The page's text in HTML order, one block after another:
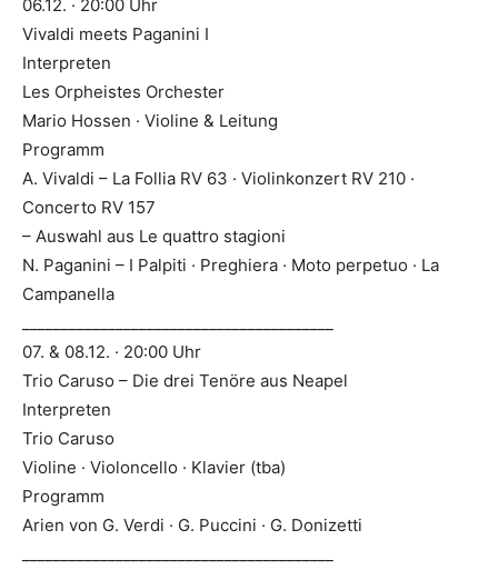
06.12. · 20:00 Uhr
Vivaldi meets Paganini I
Interpreten
Les Orpheistes Orchester
Mario Hossen · Violine & Leitung
Programm
A. Vivaldi – La Follia RV 63 · Violinkonzert RV 210 ·
Concerto RV 157
– Auswahl aus Le quattro stagioni
N. Paganini – I Palpiti · Preghiera · Moto perpetuo · La
Campanella
07. & 08.12. · 20:00 Uhr
Trio Caruso – Die drei Tenöre aus Neapel
Interpreten
Trio Caruso
Violine · Violoncello · Klavier (tba)
Programm
Arien von G. Verdi · G. Puccini · G. Donizetti